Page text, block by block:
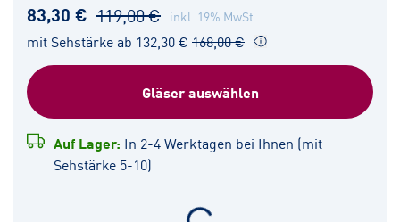
83,30 € 119,00 € inkl. 19% MwSt.
mit Sehstärke ab 132,30 € 168,00 €
Gläser auswählen
Auf Lager: In 2-4 Werktagen bei Ihnen (mit
Sehstärke 5-10)